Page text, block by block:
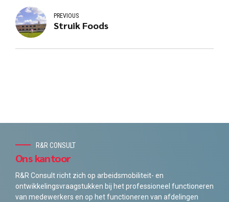
PREVIOUS
Struik Foods
R&R CONSULT
Ons kantoor
R&R Consult richt zich op arbeidsmobiliteit- en
ontwikkelingsvraagstukken bij het professioneel functioneren
van medewerkers en op het functioneren van afdelingen